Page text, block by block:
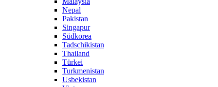
Nepal
Pakistan
Singapur
Südkorea
Tadschikistan
Thailand
Türkei
Turkmenistan
Usbekistan